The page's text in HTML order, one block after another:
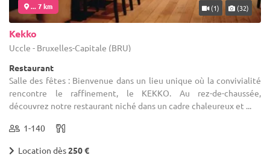
... 7 km (1) (32)
Kekko
Uccle - Bruxelles-Capitale (BRU)
Restaurant
Salle des fêtes : Bienvenue dans un lieu unique où la convivialité
rencontre le raffinement, le KEKKO. Au rez-de-chaussée,
découvrez notre restaurant niché dans un cadre chaleureux et ...
1-140
Location dès250 €